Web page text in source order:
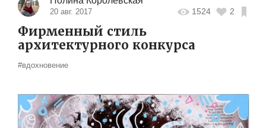
20 авг. 2017 1524 2
Фирменный стиль
архитектурного конкурса
#вдохновение